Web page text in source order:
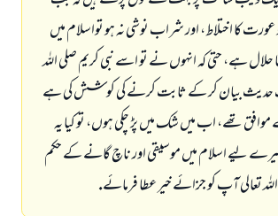
كا اختلاط، اور شراب نوشى نہ ہو تواسلام ميں
حلال ہے، حتى كہ انہوں نے تو اسے نبى كريم صلى اللہ
حديث بيان كر كے ثابت كرنے كى كوشش كى ہے
تھے، اب ميں شك ميں پڑ چكى ہوں، تو كيا يہ
ليے اسلام ميں موسيقى اور ناچ گانے كے حكم
تعالى آپ كو جزائے خير عطا فرمائے.